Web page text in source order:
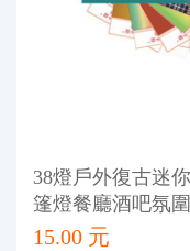
38燈戶外復古迷
篷燈餐廳酒吧氛
15.00 元